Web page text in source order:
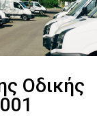
Οδικής